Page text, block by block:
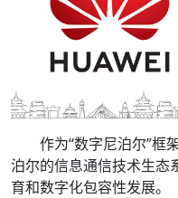
作为“数字尼泊尔”框
泊尔的信息通信技术生态
育和数字化包容性发展。